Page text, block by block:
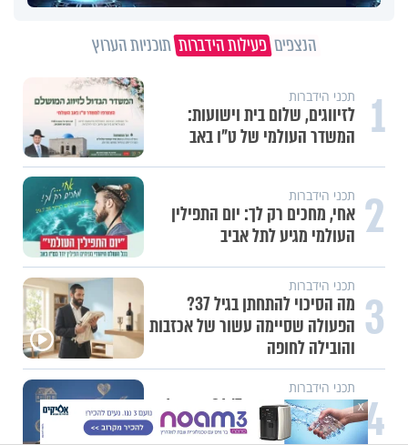
הנצפים פעילות הידברות תוכניות הערוץ
1 תכני הידברות
לזיווגים, שלום בית וישועות:
המשדר העולמי של ט"ו באב
2 תכני הידברות
אחי, מחכים רק לך: יום התפילין
העולמי מגיע לתל אביב
3 תכני הידברות
מה הסיכוי להתחתן בגיל 37?
הפעולה שסיימה עשור של אכזבות
והובילה לחופה
4 תכני הידברות
איך חושבים יהדות 24/7, ומקבלים
משמעות חדשה בברכה של היום
X